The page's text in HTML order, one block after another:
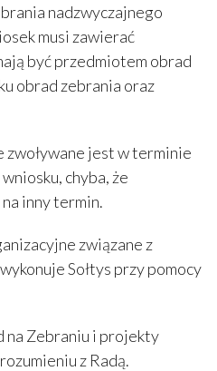
nadzwyczajnego
musi zawierać
być przedmiotem obrad
obrad zebrania oraz
zwoływane jest w terminie
chyba, że
inny termin.
związane z
Sołtys przy pomocy
na Zebraniu i projekty
z Radą.